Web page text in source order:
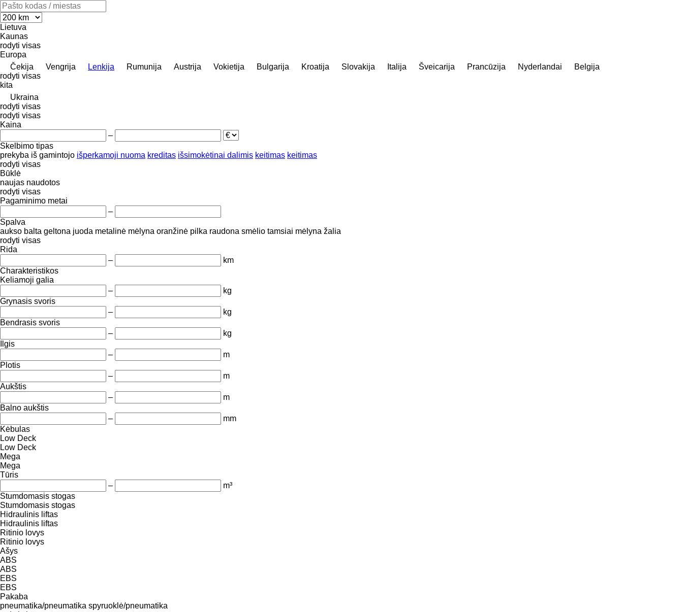
Lietuva
Kaunas
rodyti visas
Europa
Čekija
Vengrija Lenkija Rumunija Austrija Vokietija Bulgarija Kroatija Slovakija Italija Šveicarija Prancūzija Nyderlandai
Belgija
rodyti visas
kita
Ukraina
rodyti visas
rodyti visas
Kaina
–
Skelbimo tipas
prekyba iš gamintojo išperkamoji nuoma kreditas išsimokėtinai dalimis keitimas keitimas
rodyti visas
Būklė
naujas naudotos
rodyti visas
Pagaminimo metai
–
Spalva
aukso balta geltona juoda metalinė mėlyna oranžinė pilka raudona smėlio tamsiai mėlyna žalia
rodyti visas
Rida
–
km
Charakteristikos
Keliamoji galia
–
kg
Grynasis svoris
–
kg
Bendrasis svoris
–
kg
Ilgis
–
m
Plotis
–
m
Aukštis
–
m
Balno aukštis
–
mm
Kėbulas
Low Deck
Low Deck
Mega
Mega
Tūris
–
m³
Stumdomasis stogas
Stumdomasis stogas
Hidraulinis liftas
Hidraulinis liftas
Ritinio lovys
Ritinio lovys
Ašys
ABS
ABS
EBS
EBS
Pakaba
pneumatika/pneumatika spyruoklė/pneumatika